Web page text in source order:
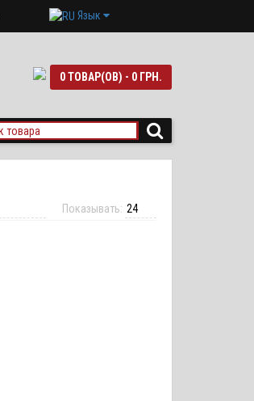
Язык
0 ТОВАР(ОВ) - 0 ГРН.
Показывать: